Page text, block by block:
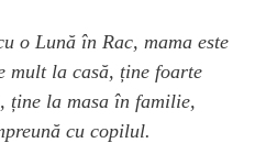
o Lună în Rac, mama este
mult la casă, ține foarte
la masa în familie,
cu copilul.